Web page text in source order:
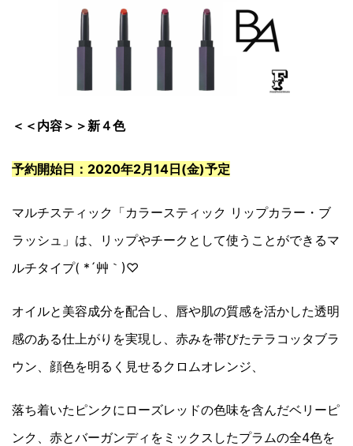
＜＜内容＞＞新４色
予約開始日：2020年2月14日(金)予定
マルチスティック「カラースティック リップカラー・ブ
ラッシュ」は、リップやチークとして使うことができるマ
ルチタイプ( *´艸｀)♡
オイルと美容成分を配合し、唇や肌の質感を活かした透明
感のある仕上がりを実現し、赤みを帯びたテラコッタブラ
ウン、顔色を明るく見せるクロムオレンジ、
落ち着いたピンクにローズレッドの色味を含んだベリーピ
ンク、赤とバーガンディをミックスしたプラムの全4色を